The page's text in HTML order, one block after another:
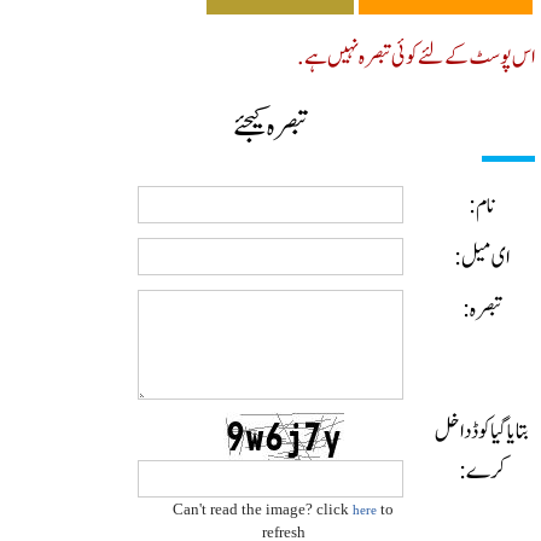
کے لئے کوئی تبصرہ نہیں ہے.
تبصرہ کیجئے
نام:
ای میل:
تبصرہ:
گیا کوڈ داخل
کرے:
Can't read the image? clickhere
refresh